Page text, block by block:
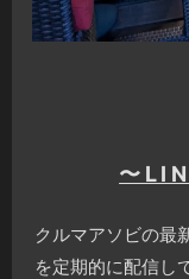
〜
クルマアソビの最
を定期的に配信し